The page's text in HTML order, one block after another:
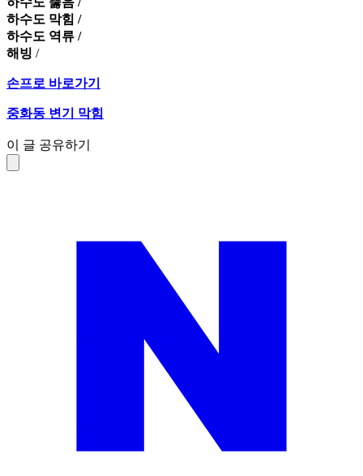
하수도 막힘 /
하수도 역류 /
해빙 /
손프로 바로가기
중화동 변기 막힘
이 글 공유하기